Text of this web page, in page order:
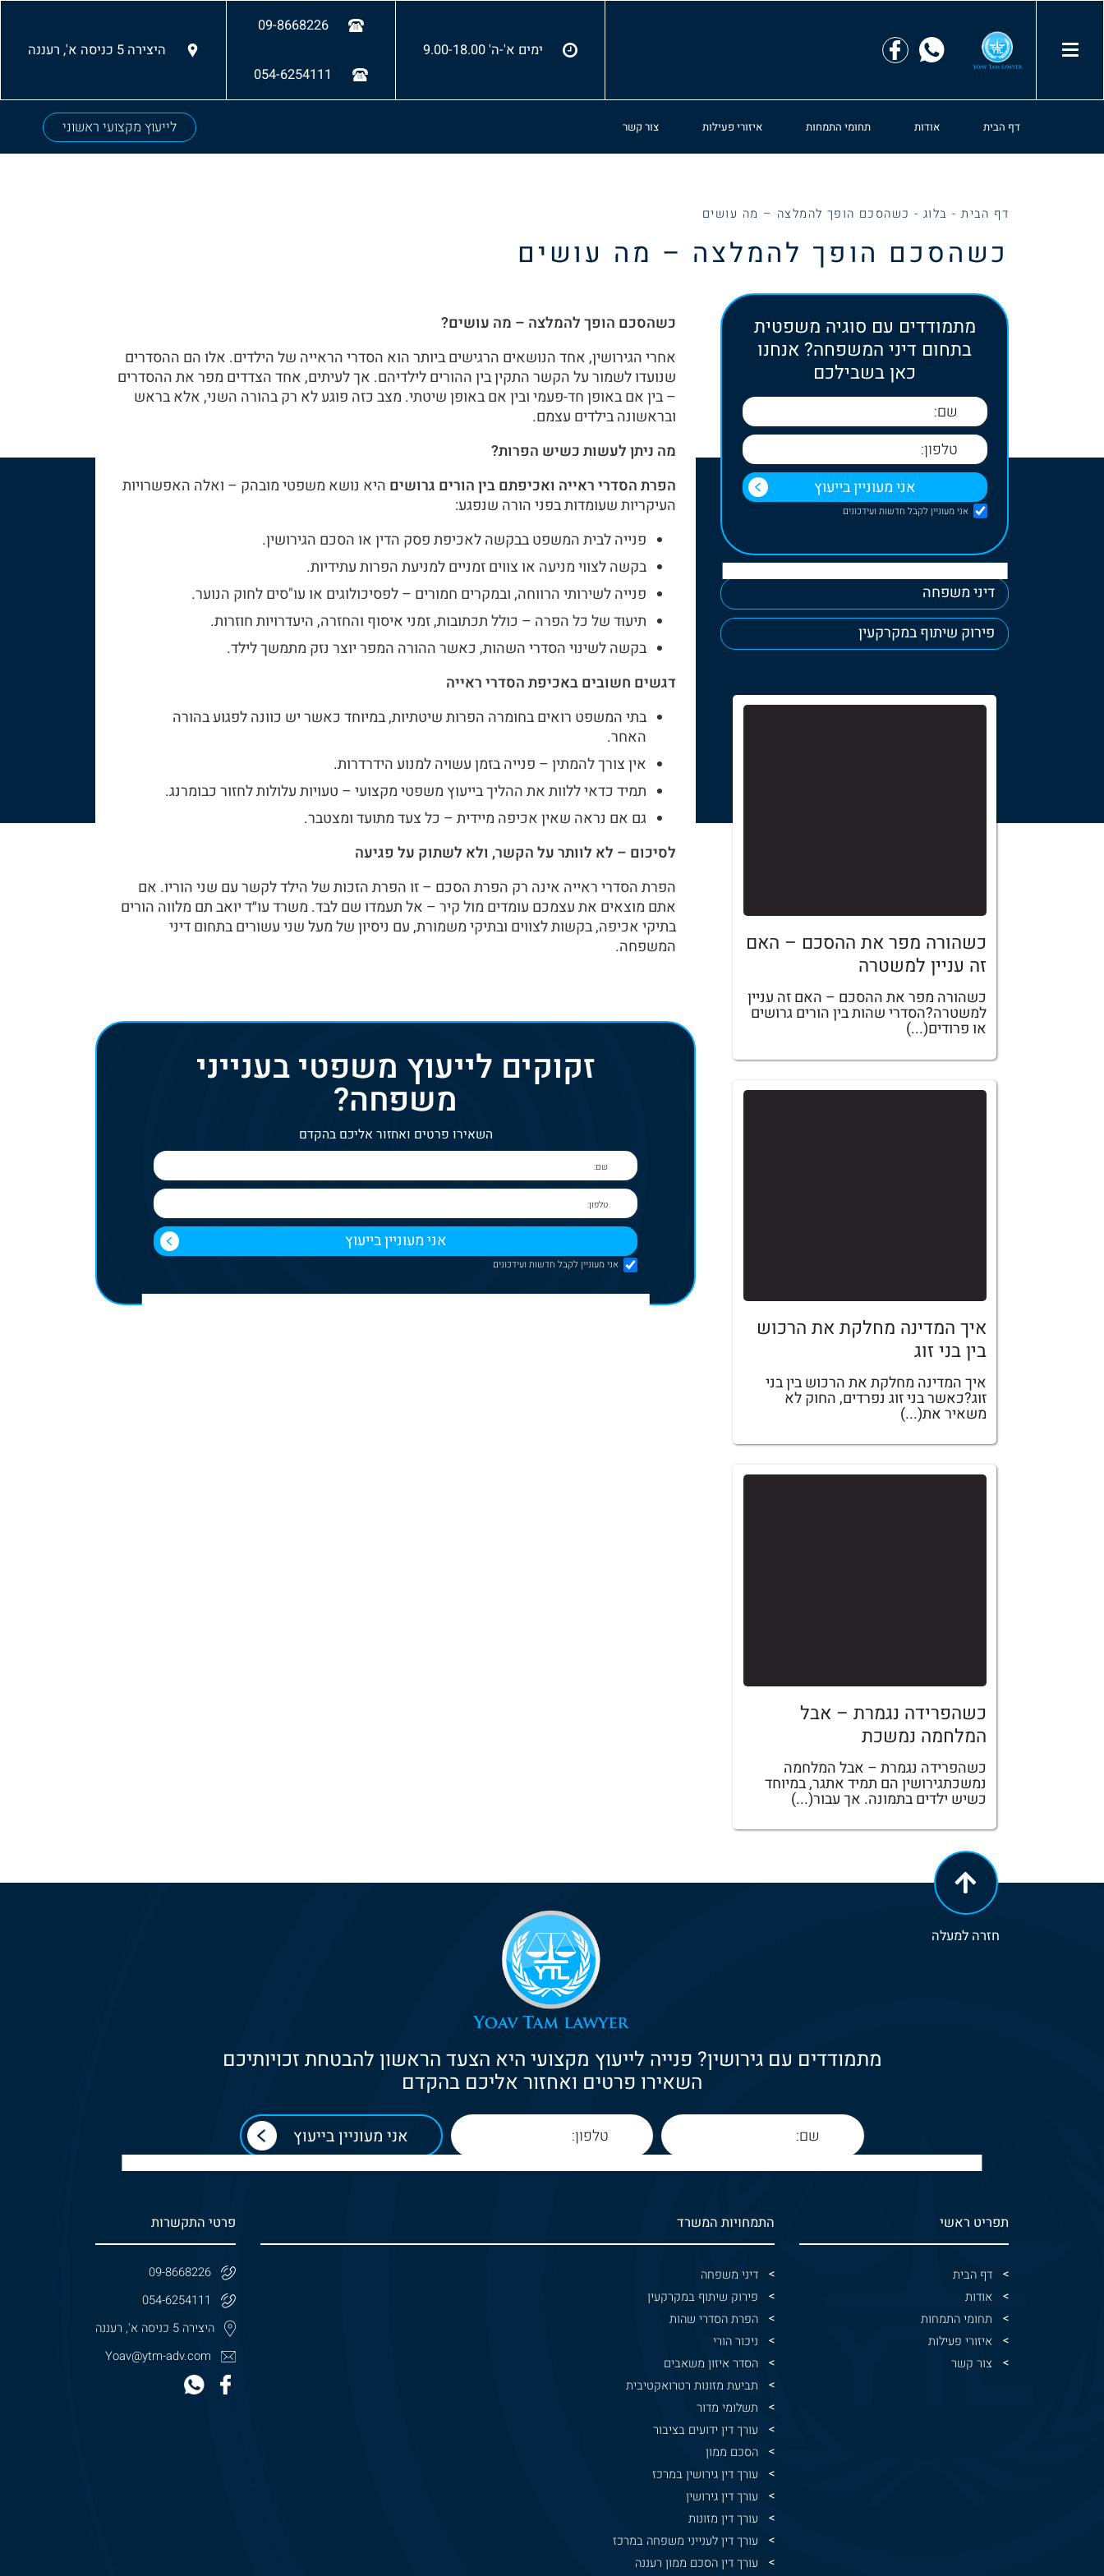
ימים א'-ה' 9.00-18.00
09-8668226
054-6254111
היצירה 5 כניסה א', רעננה
דף הבית אודות תחומי התמחות איזורי פעילות צור קשר לייעוץ מקצועי ראשוני
דף הבית- בלוג- כשהסכם הופך להמלצה – מה עושים
כשהסכם הופך להמלצה – מה עושים
מתמודדים עם סוגיה משפטית
בתחום דיני המשפחה? אנחנו
כאן בשבילכם
אני מעוניין לקבל חדשות ועידכונים
דיני משפחה
פירוק שיתוף במקרקעין
כשהורה מפר את ההסכם – האם
זה עניין למשטרה
כשהורה מפר את ההסכם – האם זה עניין
למשטרה?הסדרי שהות בין הורים גרושים
או פרודים(...)
איך המדינה מחלקת את הרכוש
בין בני זוג
איך המדינה מחלקת את הרכוש בין בני
זוג?כאשר בני זוג נפרדים, החוק לא
משאיר את(...)
כשהפרידה נגמרת – אבל
המלחמה נמשכת
כשהפרידה נגמרת – אבל המלחמה
נמשכתגירושין הם תמיד אתגר, במיוחד
כשיש ילדים בתמונה. אך עבור(...)
כשהסכם הופך להמלצה – מה עושים?
אחרי הגירושין, אחד הנושאים הרגישים ביותר הוא הסדרי הראייה של הילדים. אלו הם ההסדרים
שנועדו לשמור על הקשר התקין בין ההורים לילדיהם. אך לעיתים, אחד הצדדים מפר את ההסדרים
– בין אם באופן חד-פעמי ובין אם באופן שיטתי. מצב כזה פוגע לא רק בהורה השני, אלא בראש
ובראשונה בילדים עצמם.
מה ניתן לעשות כשיש הפרות?
הפרת הסדרי ראייה ואכיפתם בין הורים גרושים היא נושא משפטי מובהק – ואלה האפשרויות
העיקריות שעומדות בפני הורה שנפגע:
פנייה לבית המשפט בבקשה לאכיפת פסק הדין או הסכם הגירושין.
בקשה לצווי מניעה או צווים זמניים למניעת הפרות עתידיות.
פנייה לשירותי הרווחה, ובמקרים חמורים – לפסיכולוגים או עו"סים לחוק הנוער.
תיעוד של כל הפרה – כולל תכתובות, זמני איסוף והחזרה, היעדרויות חוזרות.
בקשה לשינוי הסדרי השהות, כאשר ההורה המפר יוצר נזק מתמשך לילד.
דגשים חשובים באכיפת הסדרי ראייה
בתי המשפט רואים בחומרה הפרות שיטתיות, במיוחד כאשר יש כוונה לפגוע בהורה
האחר.
אין צורך להמתין – פנייה בזמן עשויה למנוע הידרדרות.
תמיד כדאי ללוות את ההליך בייעוץ משפטי מקצועי – טעויות עלולות לחזור כבומרנג.
גם אם נראה שאין אכיפה מיידית – כל צעד מתועד ומצטבר.
לסיכום – לא לוותר על הקשר, ולא לשתוק על פגיעה
הפרת הסדרי ראייה אינה רק הפרת הסכם – זו הפרת הזכות של הילד לקשר עם שני הוריו. אם
אתם מוצאים את עצמכם עומדים מול קיר – אל תעמדו שם לבד. משרד עו״ד יואב תם מלווה הורים
בתיקי אכיפה, בקשות לצווים ובתיקי משמורת, עם ניסיון של מעל שני עשורים בתחום דיני
המשפחה.
זקוקים לייעוץ משפטי בענייני
משפחה?
השאירו פרטים ואחזור אליכם בהקדם
אני מעוניין לקבל חדשות ועידכונים
חזרה למעלה
מתמודדים עם גירושין? פנייה לייעוץ מקצועי היא הצעד הראשון להבטחת זכויותיכם
השאירו פרטים ואחזור אליכם בהקדם
תפריט ראשי
דף הבית
אודות
תחומי התמחות
איזורי פעילות
צור קשר
התמחויות המשרד
דיני משפחה
פירוק שיתוף במקרקעין
הפרת הסדרי שהות
ניכור הורי
הסדר איזון משאבים
תביעת מזונות רטרואקטיבית
תשלומי מדור
עורך דין ידועים בציבור
הסכם ממון
עורך דין גירושין במרכז
עורך דין גירושין
עורך דין מזונות
עורך דין לענייני משפחה במרכז
עורך דין הסכם ממון רעננה
פרטי התקשרות
09-8668226
054-6254111
היצירה 5 כניסה א', רעננה
Yoav@ytm-adv.com